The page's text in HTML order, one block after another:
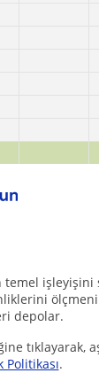
temel işleyişini
depolar.
tıklayarak,
Politikası.